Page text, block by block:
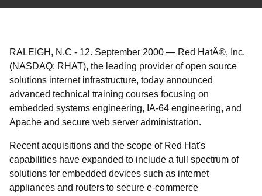
RALEIGH, N.C - 12. September 2000 — Red HatÂ®, Inc.
(NASDAQ: RHAT), the leading provider of open source
solutions internet infrastructure, today announced
advanced technical training courses focusing on
embedded systems engineering, IA-64 engineering, and
Apache and secure web server administration.
Recent acquisitions and the scope of Red Hat's
capabilities have expanded to include a full spectrum of
solutions for embedded devices such as internet
appliances and routers to secure e-commerce